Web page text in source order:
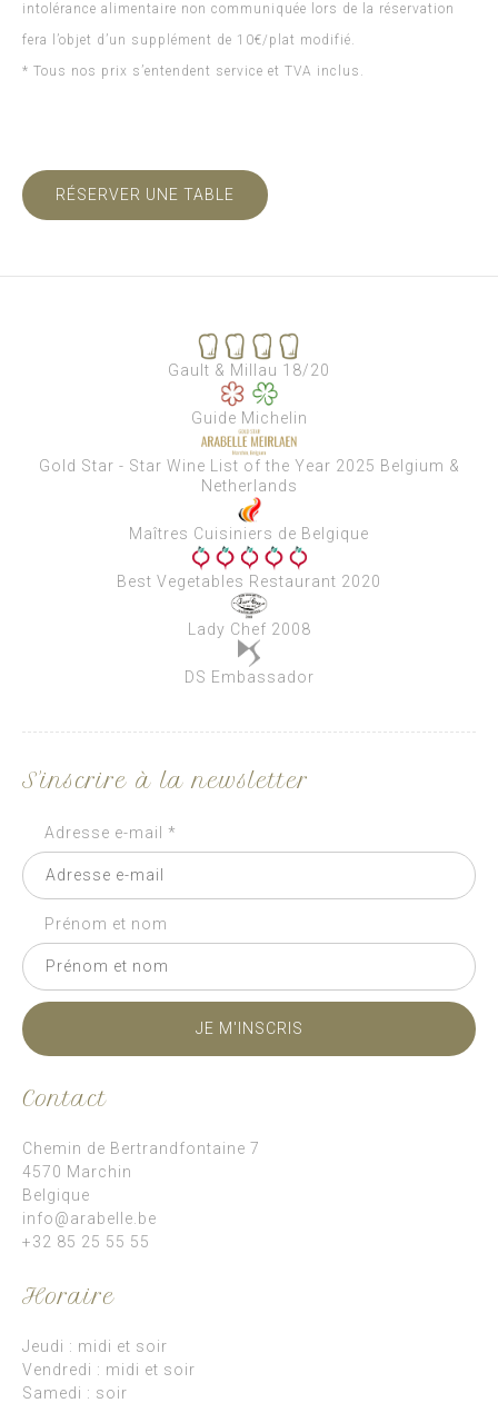
intolérance alimentaire non communiquée lors de la réservation
fera l’objet d’un supplément de 10€/plat modifié.
* Tous nos prix s’entendent service et TVA inclus.
RÉSERVER UNE TABLE
Gault & Millau 18/20
Guide Michelin
Gold Star - Star Wine List of the Year 2025 Belgium &
Netherlands
Maîtres Cuisiniers de Belgique
Best Vegetables Restaurant 2020
Lady Chef 2008
DS Embassador
S'inscrire à la newsletter
Adresse e-mail *
Prénom et nom
Contact
Chemin de Bertrandfontaine 7
4570 Marchin
Belgique
info@arabelle.be
+32 85 25 55 55
Horaire
Jeudi : midi et soir
Vendredi : midi et soir
Samedi : soir